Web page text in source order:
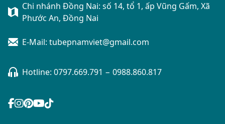
Chi nhánh Đồng Nai: số 14, tổ 1, ấp Vũng Gấm, Xã
Phước An, Đồng Nai
E-Mail: tubepnamviet@gmail.com
Hotline: 0797.669.791 − 0988.860.817